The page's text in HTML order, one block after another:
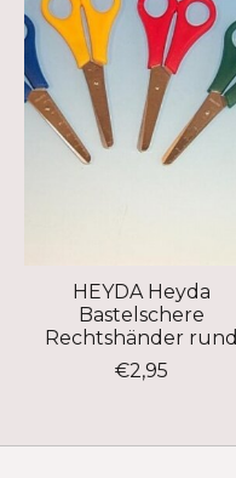
HEYDA Heyda
Bastelschere
Rechtshänder rund
€2,95